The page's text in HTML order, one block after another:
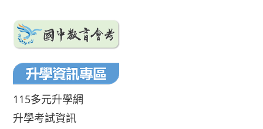
115多元升學網
升學考試資訊